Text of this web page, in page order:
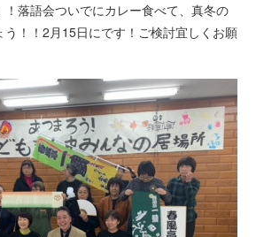
！落語会ついでにカレー食べて、真冬の
う！！2月15日にです！ご検討宜しくお願